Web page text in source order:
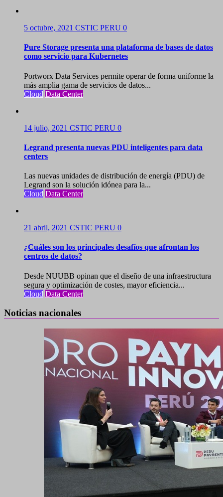
5 octubre, 2021 CSTIC PERU 0
Pure Storage presenta una plataforma de bases de datos
como servicio para Kubernetes
Portworx Data Services permite operar de forma uniforme la
más amplia gama de servicios de datos...
Cloud Data Center
14 julio, 2021 CSTIC PERU 0
Legrand presenta nuevas PDU inteligentes para data
centers
Las nuevas unidades de distribución de energía (PDU) de
Legrand son la solución idónea para la...
Cloud Data Center
21 abril, 2021 CSTIC PERU 0
¿Cuáles son los principales desafíos que afrontan los
centros de datos?
Desde NUUBB opinan que el diseño de una infraestructura
segura y optimización de costes, mayor eficiencia...
Cloud Data Center
Noticias nacionales